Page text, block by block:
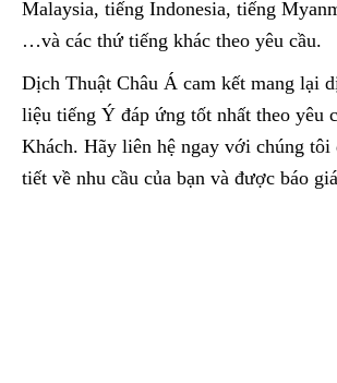
Malaysia, tiếng Indonesia, tiếng
…và các thứ tiếng khác theo yêu cầu.
Dịch Thuật Châu Á cam kết mang lại
liệu tiếng Ý đáp ứng tốt nhất theo yêu
Khách. Hãy liên hệ ngay với chúng tôi
tiết về nhu cầu của bạn và được báo